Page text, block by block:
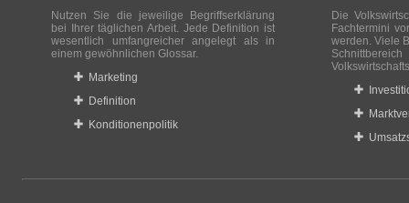
Nutzen Sie die jeweilige Begriffserklärung
bei Ihrer täglichen Arbeit. Jede Definition ist
wesentlich umfangreicher angelegt als in
einem gewöhnlichen Glossar.
Marketing
Definition
Konditionenpolitik
Die
Fachtermini
werden. Viele